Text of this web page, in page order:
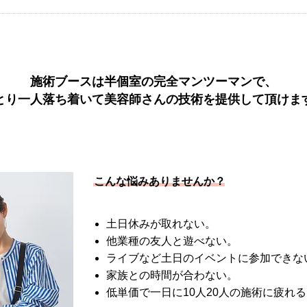
施術ブースは半個室の完全マンツーマンで、
り一人落ち着いて美容師さんの技術を提供して頂けま
こんな悩みありませんか？
土日休みが取れない。
他業種の友人と遊べない。
ライブなど土日のイベントに参加できな
家族との時間が合わない。
低単価で一日に10人20人の施術に疲れる